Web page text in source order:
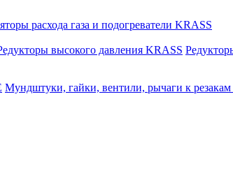
расхода газа и подогреватели KRASS
высокого давления KRASS
Мундштуки, гайки, вентили, рычаги к